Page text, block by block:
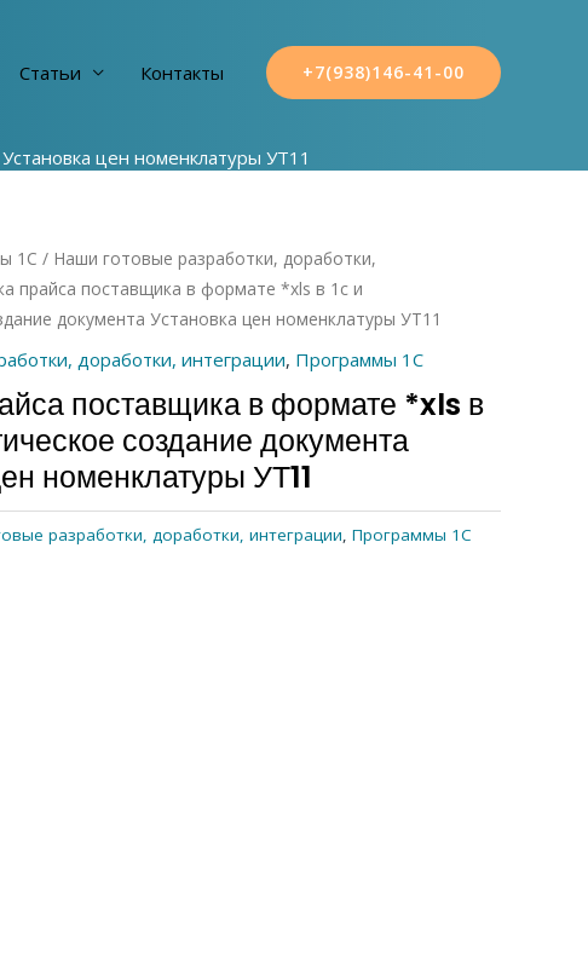
Cтатьи Контакты +7(938)146-41-00
цен номенклатуры УТ11
1С / Наши готовые разработки, доработки,
прайса поставщика в формате *xls в 1с и
документа Установка цен номенклатуры УТ11
доработки, интеграции, Программы 1С
поставщика в формате *xls в
создание документа
номенклатуры УТ11
разработки, доработки, интеграции, Программы 1С